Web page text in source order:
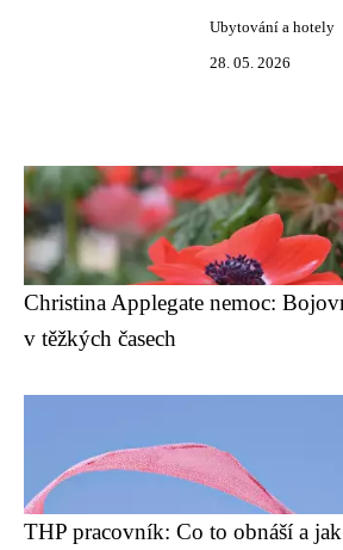
Ubytování a hotely
28. 05. 2026
Christina Applegate nemoc:
v těžkých časech
THP pracovník: Co to obnáší a jak